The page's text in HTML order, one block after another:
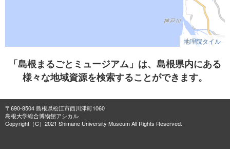
地理院タイル
「島根まるごとミュージアム」は、島根県内にある
様々な地域資源を検索することができます。
〒690-8504 島根県松江市西川津町1060
島根大学総合博物館アシカル
Copyright（C）2021 Shimane University Museum All Rights Reserved.